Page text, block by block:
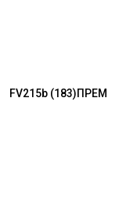
FV215b (183)ПРЕМ